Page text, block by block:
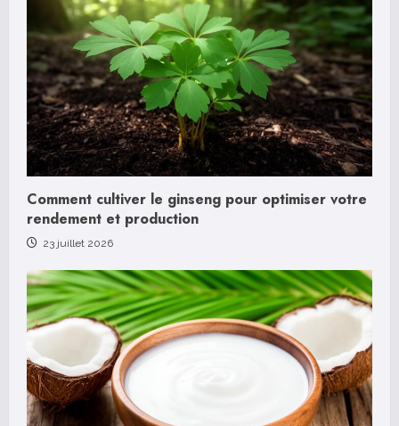
i
n
u
e
R
e
a
d
i
n
g
Comment cultiver le ginseng pour optimiser votre
rendement et production
23 juillet 2026